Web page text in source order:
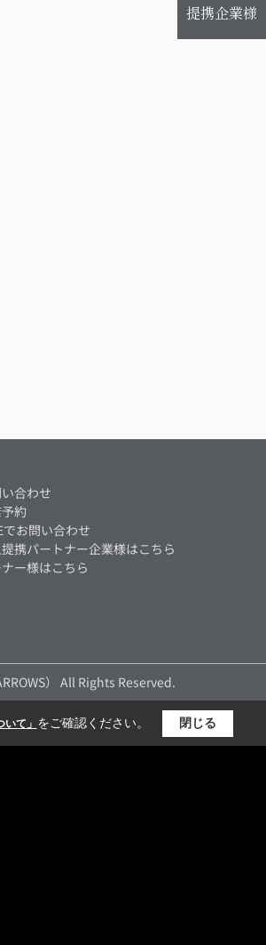
提携企業様
合わせ
約
でお問い合わせ
携パートナー企業様はこちら
ー様はこちら
） All Rights Reserved.
て」 をご確認ください。 閉じる